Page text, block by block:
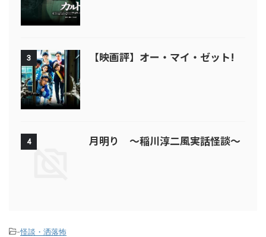
3 【映画評】オー・マイ・ゼット!
4 月明り ～稲川淳二風実話怪談～
-怪談・洒落怖